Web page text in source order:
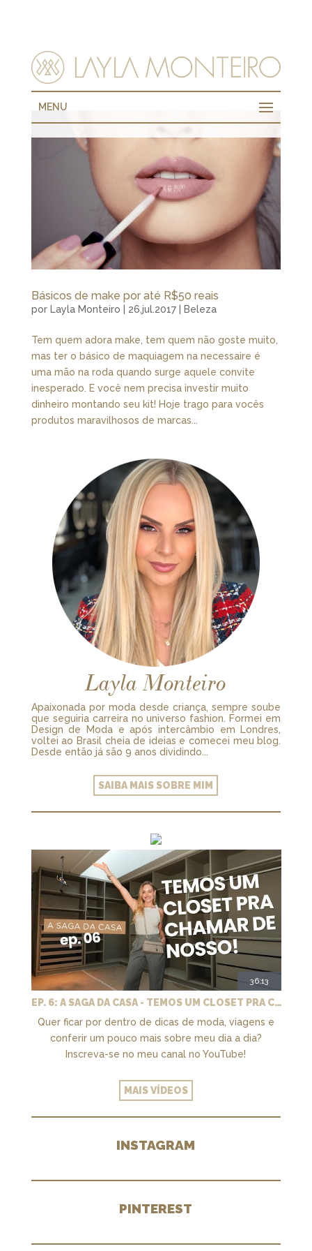
MENU
Básicos de make por até R$50 reais
por Layla Monteiro 26.jul.2017| Beleza
Tem quem adora make, tem quem não goste muito,
mas ter o básico de maquiagem na necessaire é
uma mão na roda quando surge aquele convite
inesperado. E você nem precisa investir muito
dinheiro montando seu kit! Hoje trago para vocês
produtos maravilhosos de marcas...
Layla Monteiro
Apaixonada por moda desde criança, sempre soube
que seguiria carreira no universo fashion. Formei em
Design de Moda e após intercâmbio em Londres,
voltei ao Brasil cheia de ideias e comecei meu blog.
Desde então já são 9 anos dividindo...
SAIBA MAIS SOBRE MIM
36:13
EP. 6: A SAGA DA CASA - TEMOS UM CLOSET PRA CHAMAR DE NOSSO + MARCENARIA E PAISAGISMO
Quer ficar por dentro de dicas de moda, viagens e
conferir um pouco mais sobre meu dia a dia?
Inscreva-se no meu canal no YouTube!
MAIS VÍDEOS
INSTAGRAM
PINTEREST